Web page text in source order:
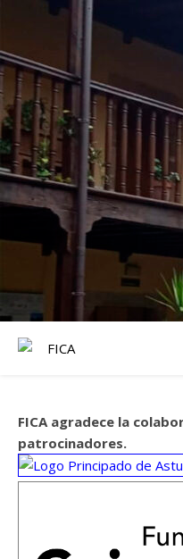
FICA agradece la
patrocinadores.